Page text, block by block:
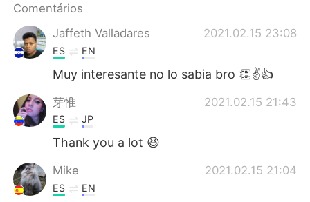
Comentários
Jaffeth Valladares
2021.02.15 23:08
ES EN
Muy interesante no lo sabia bro 👏✌👍
芽惟 2021.02.15 21:43
ES JP
Thank you a lot 😆
Mike 2021.02.15 21:04
ES EN